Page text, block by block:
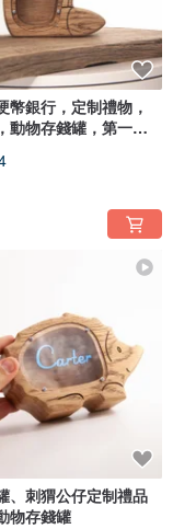
幣銀行，定制禮物，
動物存錢罐，第一份
、刺猬公仔定制禮品
物存錢罐